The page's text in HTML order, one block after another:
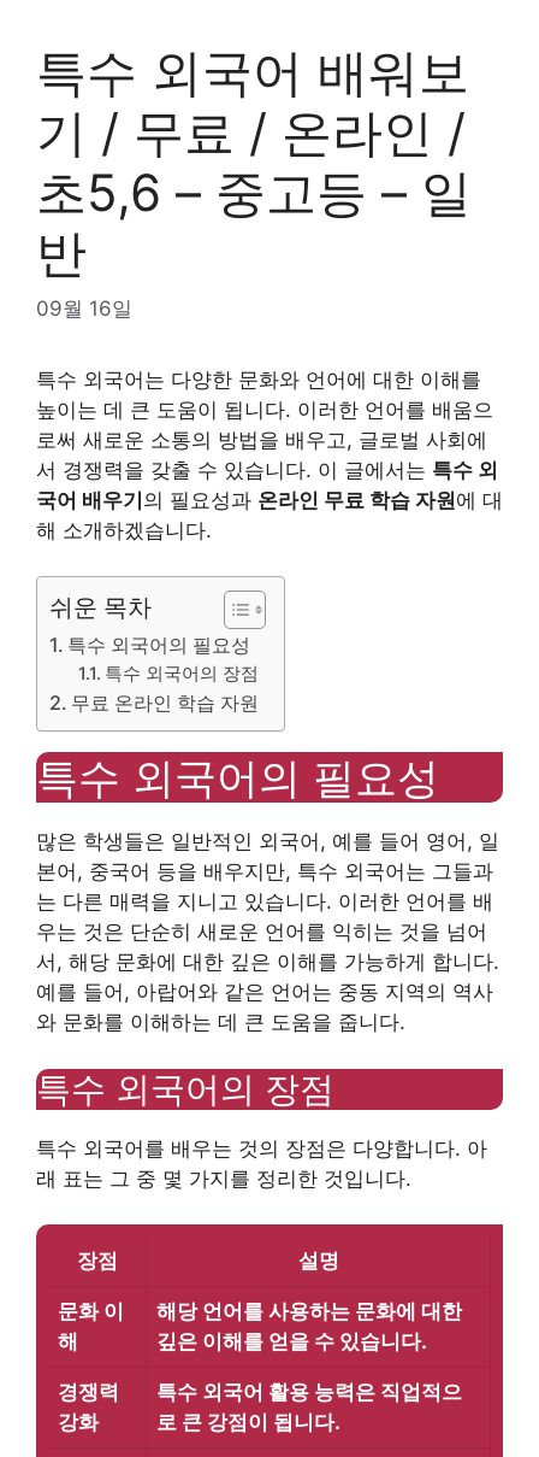
특수 외국어 배워보
기 / 무료 / 온라인 /
초5,6 – 중고등 – 일
반
09월 16일
특수 외국어는 다양한 문화와 언어에 대한 이해를
높이는 데 큰 도움이 됩니다. 이러한 언어를 배움으
로써 새로운 소통의 방법을 배우고, 글로벌 사회에
서 경쟁력을 갖출 수 있습니다. 이 글에서는 특수 외
국어 배우기의 필요성과 온라인 무료 학습 자원에 대
해 소개하겠습니다.
쉬운 목차
특수 외국어의 필요성
특수 외국어의 장점
무료 온라인 학습 자원
특수 외국어의 필요성
많은 학생들은 일반적인 외국어, 예를 들어 영어, 일
본어, 중국어 등을 배우지만, 특수 외국어는 그들과
는 다른 매력을 지니고 있습니다. 이러한 언어를 배
우는 것은 단순히 새로운 언어를 익히는 것을 넘어
서, 해당 문화에 대한 깊은 이해를 가능하게 합니다.
예를 들어, 아랍어와 같은 언어는 중동 지역의 역사
와 문화를 이해하는 데 큰 도움을 줍니다.
특수 외국어의 장점
특수 외국어를 배우는 것의 장점은 다양합니다. 아
래 표는 그 중 몇 가지를 정리한 것입니다.
장점 설명
문화 이
해
해당 언어를 사용하는 문화에 대한
깊은 이해를 얻을 수 있습니다.
경쟁력
강화
특수 외국어 활용 능력은 직업적으
로 큰 강점이 됩니다.